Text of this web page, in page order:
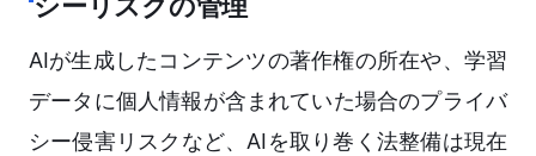
シーリスクの管理
AIが生成したコンテンツの著作権の所在や、学習
データに個人情報が含まれていた場合のプライバ
シー侵害リスクなど、AIを取り巻く法整備は現在